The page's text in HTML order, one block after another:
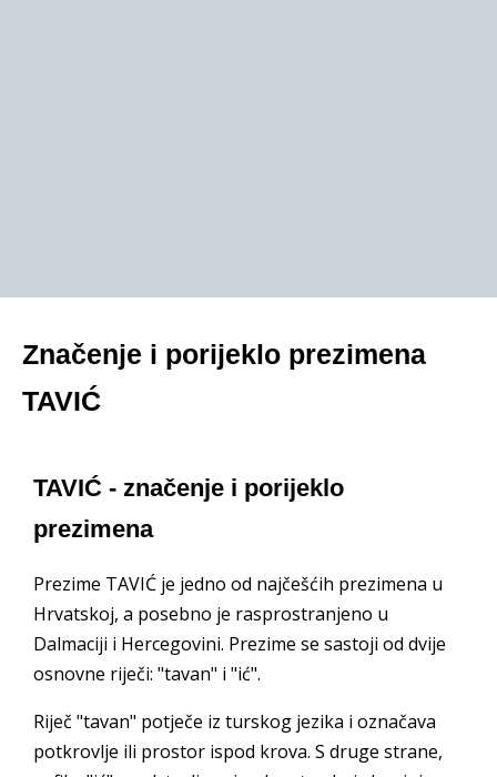
Značenje i porijeklo prezimena
TAVIĆ
TAVIĆ - značenje i porijeklo
prezimena
Prezime TAVIĆ je jedno od najčešćih prezimena u
Hrvatskoj, a posebno je rasprostranjeno u
Dalmaciji i Hercegovini. Prezime se sastoji od dvije
osnovne riječi: "tavan" i "ić".
Riječ "tavan" potječe iz turskog jezika i označava
potkrovlje ili prostor ispod krova. S druge strane,